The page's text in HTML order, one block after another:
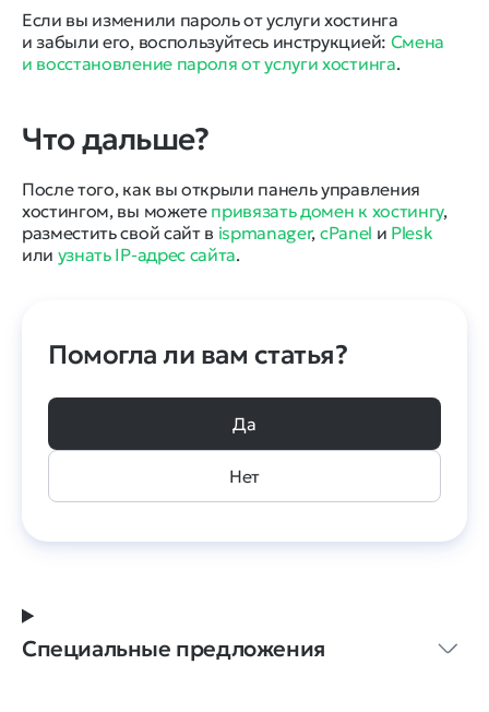
Если вы изменили пароль от услуги хостинга
и забыли его, воспользуйтесь инструкцией: Смена
и восстановление пароля от услуги хостинга.
Что дальше?
После того, как вы открыли панель управления
хостингом, вы можете привязать домен к хостингу,
разместить свой сайт в ispmanager, cPanel и Plesk
или узнать IP-адрес сайта.
Помогла ли вам статья?
Да
Нет
Специальные предложения